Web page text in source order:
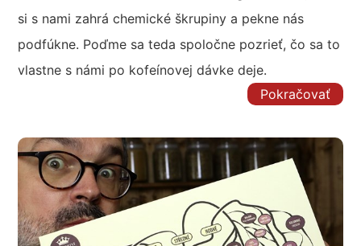
si s nami zahrá chemické škrupiny a pekne nás
podfúkne. Poďme sa teda spoločne pozrieť, čo sa to
vlastne s námi po kofeínovej dávke deje.
Pokračovať